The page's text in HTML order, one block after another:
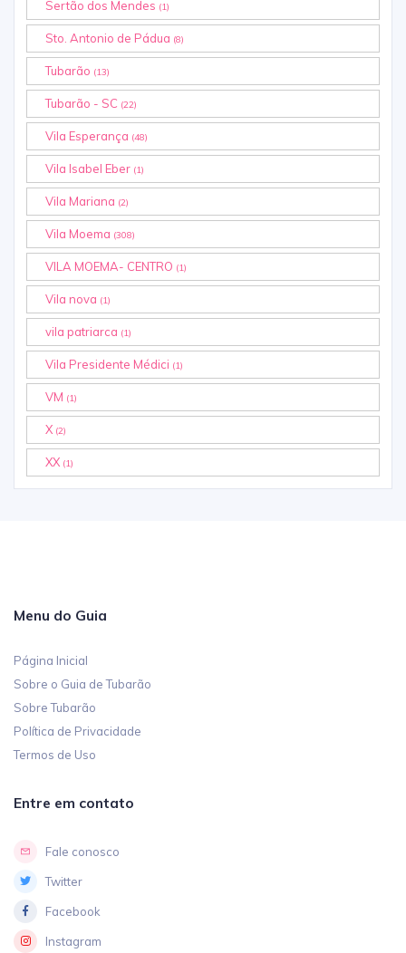
Sertão dos Mendes (1)
Sto. Antonio de Pádua (8)
Tubarão (13)
Tubarão - SC (22)
Vila Esperança (48)
Vila Isabel Eber (1)
Vila Mariana (2)
Vila Moema (308)
VILA MOEMA- CENTRO (1)
Vila nova (1)
vila patriarca (1)
Vila Presidente Médici (1)
VM (1)
X (2)
XX (1)
Menu do Guia
Página Inicial
Sobre o Guia de Tubarão
Sobre Tubarão
Política de Privacidade
Termos de Uso
Entre em contato
Fale conosco
Twitter
Facebook
Instagram